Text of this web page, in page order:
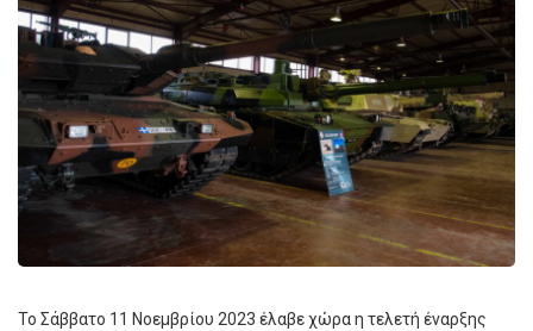
Το Σάββατο 11 Νοεμβρίου 2023 έλαβε χώρα η τελετή έναρξης